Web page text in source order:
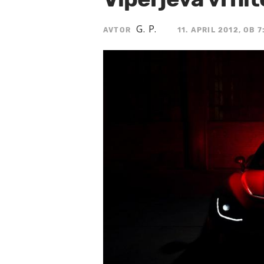
AVTOR G. P. 11. APRIL 2012, OB